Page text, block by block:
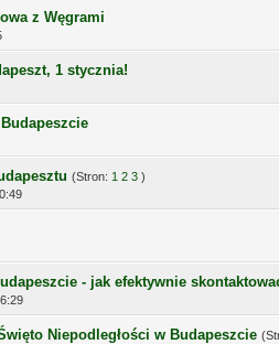
z Węgrami
1 stycznia!
(Stron: 1 2 3 )
- jak efektywnie
Niepodległości w Budapeszcie